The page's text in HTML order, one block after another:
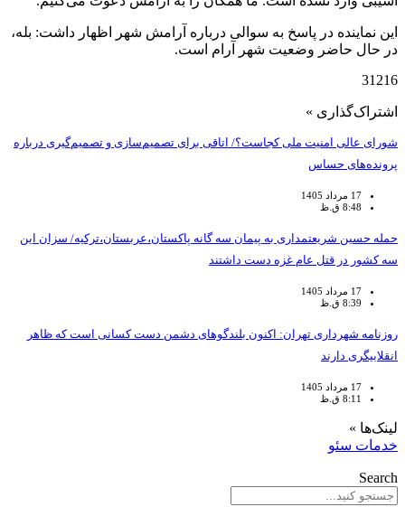
این نماینده در پاسخ به سوالی درباره آرامش شهر اظهار داشت: بله،
در حال حاضر وضعیت شهر آرام است.
31216
اشتراک‌گذاری »
شورای عالی امنیت ملی کجاست؟/ اتاقی برای تصمیم‌سازی و تصمیم‌گیری درباره
پرونده‌های حساس
17 مرداد 1405
8:48 ق.ظ
حمله حسین شریعتمداری به پیمان سه گانه پاکستان،عربستان،ترکیه/ سزان این
سه کشور در قتل عام غزه دست داشتند
17 مرداد 1405
8:39 ق.ظ
روزنامه شهرداری تهران: اکنون بلندگوهای دشمن دست کسانی است که ظاهر
انقلابیگری دارند
17 مرداد 1405
8:11 ق.ظ
لینک‌ها »
خدمات سئو
Search